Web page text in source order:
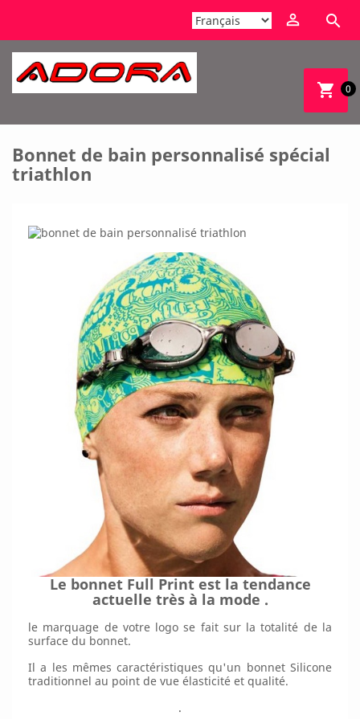
 
shopping_cart 0
Bonnet de bain personnalisé spécial
triathlon
Le bonnet Full Print est la tendance
actuelle très à la mode .
le marquage de votre logo se fait sur la totalité de la
surface du bonnet.
Il a les mêmes caractéristiques qu'un bonnet Silicone
traditionnel au point de vue élasticité et qualité.
.